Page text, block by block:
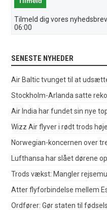
Tilmeld dig vores
06:00
SENESTE NYHEDER
Air Baltic tvunget til at
Stockholm-Arlanda satte
Air India har fundet sin nye
Wizz Air flyver i rødt trods
Norwegian-koncernen over
Lufthansa har slået dørene
Trods vækst: Mangler
Atter flyforbindelse mellem
Ordfører: Gør staten til